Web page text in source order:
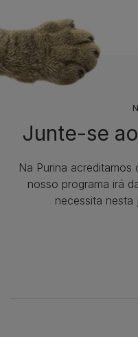
Junte-se
Na Purina
nosso programa irá
necessita nesta